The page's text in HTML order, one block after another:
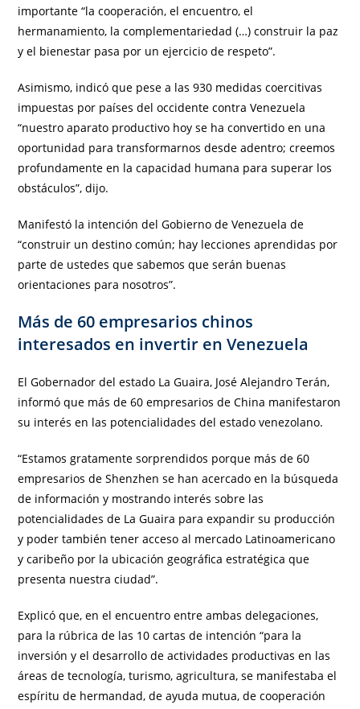
importante “la cooperación, el encuentro, el
hermanamiento, la complementariedad (…) construir la paz
y el bienestar pasa por un ejercicio de respeto”.
Asimismo, indicó que pese a las 930 medidas coercitivas
impuestas por países del occidente contra Venezuela
“nuestro aparato productivo hoy se ha convertido en una
oportunidad para transformarnos desde adentro; creemos
profundamente en la capacidad humana para superar los
obstáculos”, dijo.
Manifestó la intención del Gobierno de Venezuela de
“construir un destino común; hay lecciones aprendidas por
parte de ustedes que sabemos que serán buenas
orientaciones para nosotros”.
Más de 60 empresarios chinos
interesados en invertir en Venezuela
El Gobernador del estado La Guaira, José Alejandro Terán,
informó que más de 60 empresarios de China manifestaron
su interés en las potencialidades del estado venezolano.
“Estamos gratamente sorprendidos porque más de 60
empresarios de Shenzhen se han acercado en la búsqueda
de información y mostrando interés sobre las
potencialidades de La Guaira para expandir su producción
y poder también tener acceso al mercado Latinoamericano
y caribeño por la ubicación geográfica estratégica que
presenta nuestra ciudad”.
Explicó que, en el encuentro entre ambas delegaciones,
para la rúbrica de las 10 cartas de intención “para la
inversión y el desarrollo de actividades productivas en las
áreas de tecnología, turismo, agricultura, se manifestaba el
espíritu de hermandad, de ayuda mutua, de cooperación